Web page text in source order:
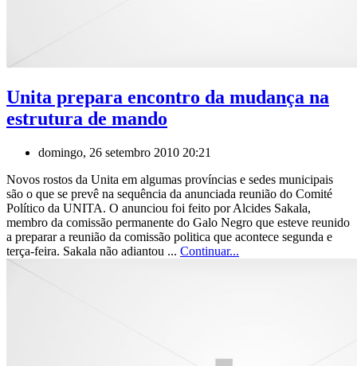
Unita prepara encontro da mudança na
estrutura de mando
domingo, 26 setembro 2010 20:21
Novos rostos da Unita em algumas províncias e sedes municipais
são o que se prevê na sequência da anunciada reunião do Comité
Político da UNITA. O anunciou foi feito por Alcides Sakala,
membro da comissão permanente do Galo Negro que esteve reunido
a preparar a reunião da comissão politica que acontece segunda e
terça-feira. Sakala não adiantou ... Continuar...